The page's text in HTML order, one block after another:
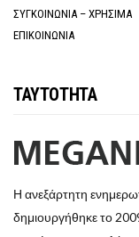
ΣΥΓΚΟΙΝΩΝΙΑ – ΧΡΗΣΙΜΑ
ΕΠΙΚΟΙΝΩΝΙΑ
ΤΑΥΤΟΤΗΤΑ
Η ανεξάρτητη
δημιουργήθηκε το